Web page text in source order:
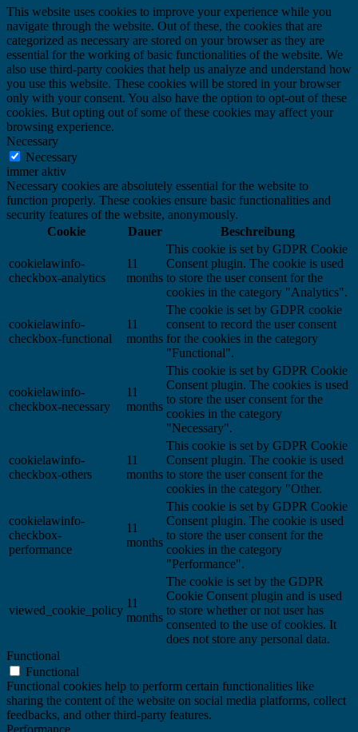
This website uses cookies to improve your experience while you
navigate through the website. Out of these, the cookies that are
categorized as necessary are stored on your browser as they are
essential for the working of basic functionalities of the website. We
also use third-party cookies that help us analyze and understand how
you use this website. These cookies will be stored in your browser
only with your consent. You also have the option to opt-out of these
cookies. But opting out of some of these cookies may affect your
browsing experience.
Necessary
Necessary
immer aktiv
Necessary cookies are absolutely essential for the website to
function properly. These cookies ensure basic functionalities and
security features of the website, anonymously.
Cookie
Dauer Beschreibung
cookielawinfo-
checkbox-analytics
11
months
This cookie is set by GDPR Cookie
Consent plugin. The cookie is used
to store the user consent for the
cookies in the category "Analytics".
cookielawinfo-
checkbox-functional
11
months
The cookie is set by GDPR cookie
consent to record the user consent
for the cookies in the category
"Functional".
cookielawinfo-
checkbox-necessary
11
months
This cookie is set by GDPR Cookie
Consent plugin. The cookies is used
to store the user consent for the
cookies in the category
"Necessary".
cookielawinfo-
checkbox-others
11
months
This cookie is set by GDPR Cookie
Consent plugin. The cookie is used
to store the user consent for the
cookies in the category "Other.
cookielawinfo-
checkbox-
performance
11
months
This cookie is set by GDPR Cookie
Consent plugin. The cookie is used
to store the user consent for the
cookies in the category
"Performance".
viewed_cookie_policy
11
months
The cookie is set by the GDPR
Cookie Consent plugin and is used
to store whether or not user has
consented to the use of cookies. It
does not store any personal data.
Functional
Functional
Functional cookies help to perform certain functionalities like
sharing the content of the website on social media platforms, collect
feedbacks, and other third-party features.